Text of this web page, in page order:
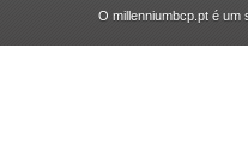
O millenniumbcp.pt é um